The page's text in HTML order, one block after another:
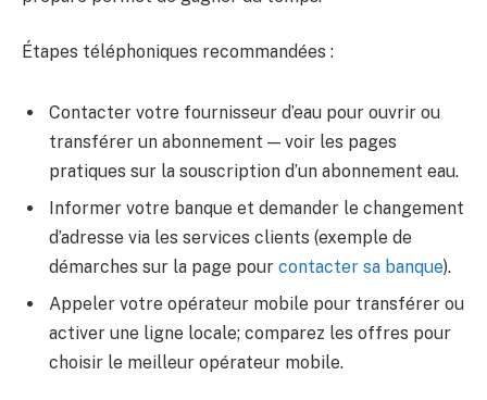
Étapes téléphoniques recommandées :
Contacter votre fournisseur d’eau pour ouvrir ou
transférer un abonnement — voir les pages
pratiques sur la souscription d’un abonnement eau.
Informer votre banque et demander le changement
d’adresse via les services clients (exemple de
démarches sur la page pour contacter sa banque).
Appeler votre opérateur mobile pour transférer ou
activer une ligne locale; comparez les offres pour
choisir le meilleur opérateur mobile.